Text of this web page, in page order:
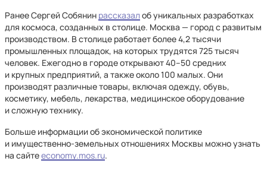
Ранее Сергей Собянин рассказалоб уникальных разработках
для космоса, созданных в столице. Москва — город с развитым
производством. В столице работает более 4,2 тысячи
промышленных площадок, на которых трудятся 725 тысяч
человек. Ежегодно в городе открывают 40–50 средних
и крупных предприятий, а также около 100 малых. Они
производят различные товары, включая одежду, обувь,
косметику, мебель, лекарства, медицинское оборудование
и сложную технику.
Больше информации об экономической политике
и имущественно-земельных отношениях Москвы можно узнать
на сайтеeconomy.mos.ru.